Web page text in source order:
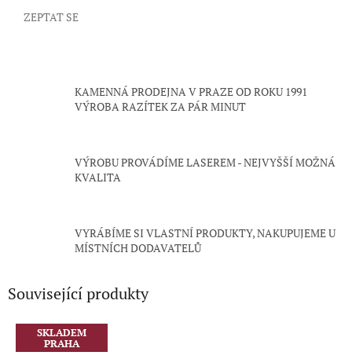
ZEPTAT SE
KAMENNÁ PRODEJNA V PRAZE OD ROKU 1991
VÝROBA RAZÍTEK ZA PÁR MINUT
VÝROBU PROVÁDÍME LASEREM - NEJVYŠŠÍ MOŽNÁ
KVALITA
VYRÁBÍME SI VLASTNÍ PRODUKTY, NAKUPUJEME U
MÍSTNÍCH DODAVATELŮ
Související produkty
SKLADEM
PRAHA